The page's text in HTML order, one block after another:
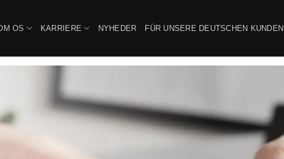
OS KARRIERE NYHEDER FÜR UNSERE DEUTSCHEN KUNDEN